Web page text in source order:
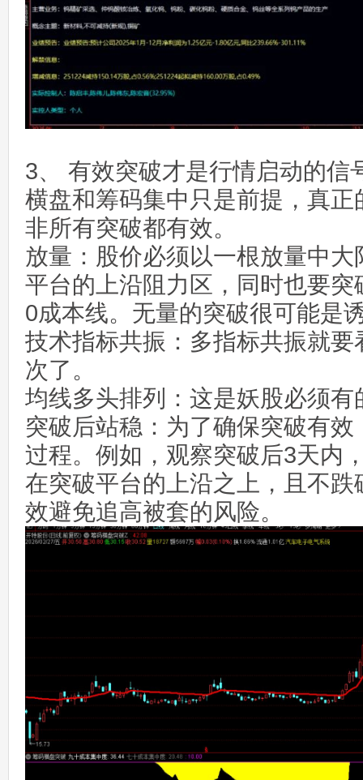
3、 有效突破才是行情启动的信
横盘和筹码集中只是前提，真
非所有突破都有效。
放量：股价必须以一根放量中
平台的上沿阻力区，同时也要
0成本线。无量的突破很可能是
技术指标共振：多指标共振就
次了。
均线多头排列：这是妖股必须有
突破后站稳：为了确保突破有
过程。例如，观察突破后3天内
在突破平台的上沿之上，且不
效避免追高被套的风险。